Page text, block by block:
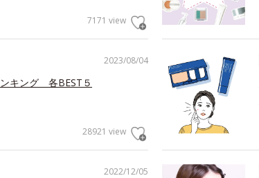
7171 view
2023/08/04
キング 各BEST５
28921 view
2022/12/05